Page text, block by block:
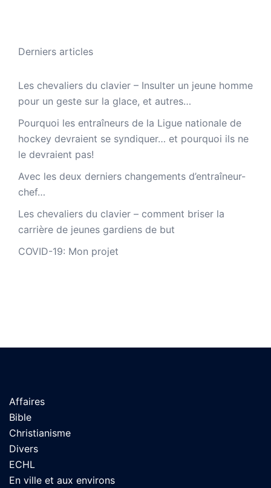
Derniers articles
Les chevaliers du clavier – Insulter un jeune homme
pour un geste sur la glace, et autres…
Pourquoi les entraîneurs de la Ligue nationale de
hockey devraient se syndiquer… et pourquoi ils ne
le devraient pas!
Avec les deux derniers changements d’entraîneur-
chef…
Les chevaliers du clavier – comment briser la
carrière de jeunes gardiens de but
COVID-19: Mon projet
Affaires
Bible
Christianisme
Divers
ECHL
En ville et aux environs